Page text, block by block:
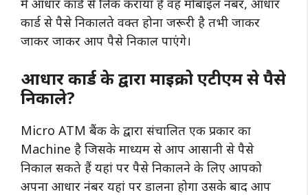
कार्ड से पैसे निकालते वक्त होना जरूरी है तभी जाकर
जाकर जाकर आप पैसे निकाल पाएंगे।
आधार कार्ड के द्वारा माइक्रो एटीएम से पैसे
निकाले?
Micro ATM बैंक के द्वारा संचालित एक प्रकार का
Machine है जिसके माध्यम से आप आसानी से पैसे
निकाल सकते हैं यहां पर पैसे निकालने के लिए आपको
अपना आधार नंबर यहां पर डालना होगा उसके बाद आप